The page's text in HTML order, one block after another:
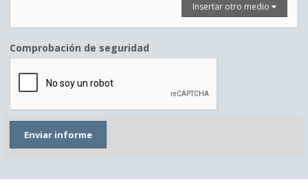
Insertar otro medio
Comprobación de seguridad
Enviar informe